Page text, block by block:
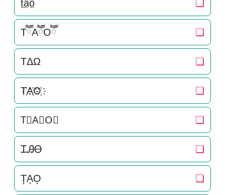
ẗ̤ä̤ö̤ ❏
TཽAཽOཽ ❏
TΔΩ ❏
T҉A҉O҉ ❏
T⃜A⃜O⃜ ❏
ᏆᎯᎾ ❏
T͎A͎O͎ ❏